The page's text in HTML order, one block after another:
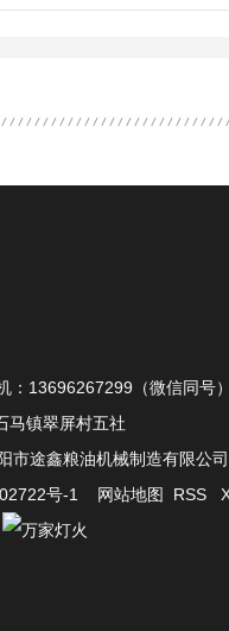
：13696267299（微信同号
马镇翠屏村五社
市途鑫粮油机械制造有限公
号-1 网站地图 RSS